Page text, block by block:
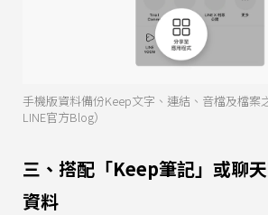
手機版資料備份Keep文字、連結、音檔及檔案
LINE官方Blog）
三、搭配「Keep筆記」或聊
資料